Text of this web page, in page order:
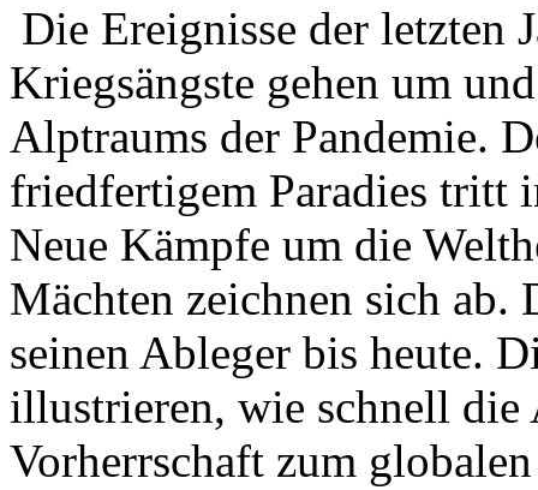
Die Ereignisse der letzten
Kriegsängste gehen um
Alptraums der Pandemie.
friedfertigem Paradies tritt
Neue Kämpfe um die
Mächten zeichnen sich
seinen Ableger bis heute.
illustrieren, wie schnell die
Vorherrschaft zum